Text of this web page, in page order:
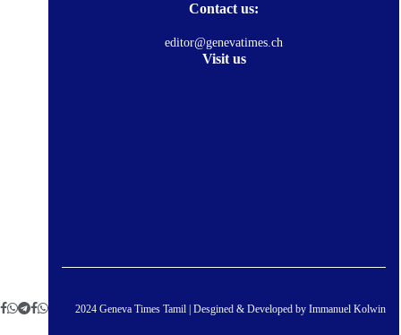
Contact us:
editor@genevatimes.ch
Visit us
© 2024 Geneva Times Tamil | Desgined & Developed by Immanuel Kolwin